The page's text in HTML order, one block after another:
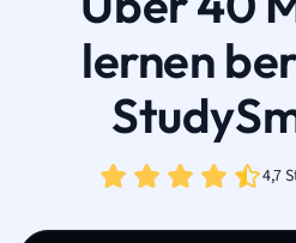
lernen
4,7